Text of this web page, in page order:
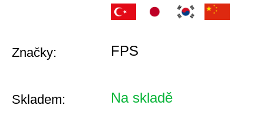
Značky: FPS
Skladem: Na skladě